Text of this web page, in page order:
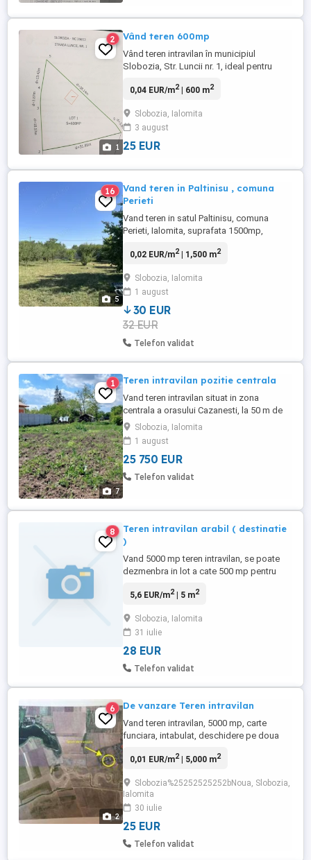
1
2 Vând teren 600mp
Vând teren intravilan în municipiul
Slobozia, Str. Luncii nr. 1, ideal pentru
Suprafață: 600 mp Utilități la poartă:
racordată
0,04 EUR/m2| 600 m2
Slobozia, Ialomita
3 august
25 EUR
5
16
Vand teren in Paltinisu , comuna
Perieti
Vand teren in satul Paltinisu, comuna
Perieti, Ialomita, suprafata 1500mp,
Spatiul este intretinut - pomi fructiferi,
lateral si gard metalic la strada. Utilitati la
poarta. Strada este supravegheata video .
Documentele ...
0,02 EUR/m2| 1,500 m2
Slobozia, Ialomita
1 august
30 EUR
32 EUR
Telefon validat
7
1 Teren intravilan pozitie centrala
Vand teren intravilan situat in zona
centrala a orasului Cazanesti, la 50 m de
DN 2A Urziceni-Constanta cu deschidere
la strada 31 m, langa biserica, suprafata
1002 m. Pe teren este amplasata
constructia de 103 mp. (casa batraneasca
din caramida) compusa din 3 camere,
Slobozia, Ialomita
1 august
25 750 EUR
Telefon validat
8
Teren intravilan arabil ( destinatie
)
Vand 5000 mp teren intravilan, se poate
dezmenbra in lot a cate 500 mp pentru
dintre Slobozia - Amara .
5,6 EUR/m2| 5 m2
Slobozia, Ialomita
31 iulie
28 EUR
Telefon validat
2
6 De vanzare Teren intravilan
Vand teren intravilan, 5000 mp, carte
funciara, intabulat, deschidere pe doua
en electrica, gaze) in imediata vecinatate.
eolian, constructii industriale, hale,
depozite, etc. Se poate parcela. Locatia : -
municipiul ...
0,01 EUR/m2| 5,000 m2
Slobozia%25252525252bNoua, Slobozia,
Ialomita
30 iulie
25 EUR
Telefon validat